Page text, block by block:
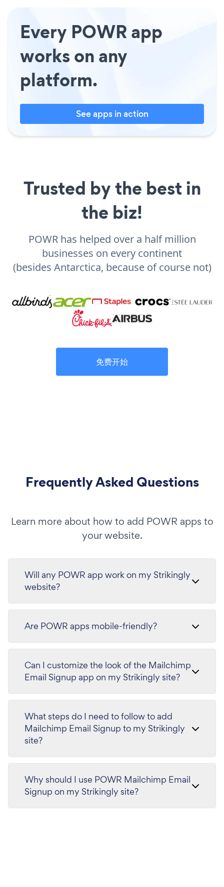
Every POWR app
works on any
platform.
See apps in action
Trusted by the best in
the biz!
POWR has helped over a half million
businesses on every continent
(besides Antarctica, because of course not)
免费开始
Frequently Asked Questions
Learn more about how to add POWR apps to
your website.
Will any POWR app work on my Strikingly
website?
Are POWR apps mobile-friendly?
Can I customize the look of the Mailchimp
Email Signup app on my Strikingly site?
What steps do I need to follow to add
Mailchimp Email Signup to my Strikingly
site?
Why should I use POWR Mailchimp Email
Signup on my Strikingly site?